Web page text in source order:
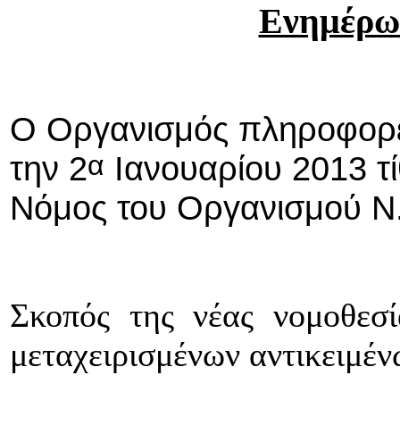
Ο Οργανισμός
την 2α Ιανουαρίου 2013
Νόμος του Οργανισμού
Σκοπός της νέας
μεταχειρισμένων